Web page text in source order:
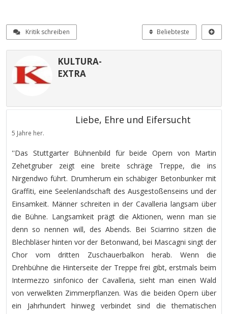
Kritik schreiben Beliebteste
KULTURA-
EXTRA
Liebe, Ehre und Eifersucht
5 Jahre her.
''Das Stuttgarter Bühnenbild für beide Opern von Martin
Zehetgruber zeigt eine breite schräge Treppe, die ins
Nirgendwo führt. Drumherum ein schäbiger Betonbunker mit
Graffiti, eine Seelenlandschaft des Ausgestoßenseins und der
Einsamkeit. Männer schreiten in der Cavalleria langsam über
die Bühne. Langsamkeit prägt die Aktionen, wenn man sie
denn so nennen will, des Abends. Bei Sciarrino sitzen die
Blechbläser hinten vor der Betonwand, bei Mascagni singt der
Chor vom dritten Zuschauerbalkon herab. Wenn die
Drehbühne die Hinterseite der Treppe frei gibt, erstmals beim
Intermezzo sinfonico der Cavalleria, sieht man einen Wald
von verwelkten Zimmerpflanzen. Was die beiden Opern über
ein Jahrhundert hinweg verbindet sind die thematischen